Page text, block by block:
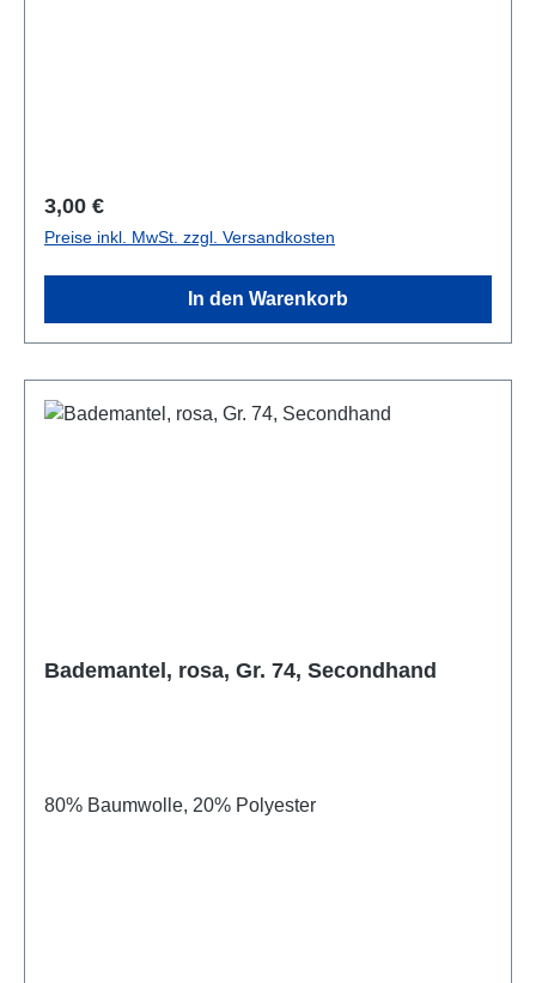
Regulärer Preis:
3,00 €
Preise inkl. MwSt. zzgl. Versandkosten
In den Warenkorb
Bademantel, rosa, Gr. 74, Secondhand
80% Baumwolle, 20% Polyester